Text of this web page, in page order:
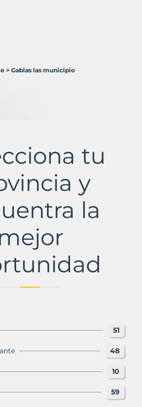
> Gabias las municipio
tu
y
la
51
48
10
59